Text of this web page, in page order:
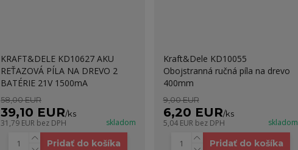
KRAFT&DELE KD10627 AKU
REŤAZOVÁ PÍLA NA DREVO 2
BATÉRIE 21V 1500mA
58,00 EUR
39,10 EUR/ks
31,79 EUR bez DPH skladom
Pridať do košíka
Kraft&Dele KD10055
Obojstranná ručná píla na drevo
400mm
9,00 EUR
6,20 EUR/ks
5,04 EUR bez DPH skladom
Pridať do košíka